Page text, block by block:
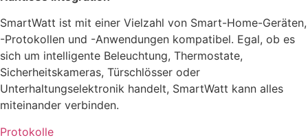
SmartWatt ist mit einer Vielzahl von Smart-Home-Geräten,
-Protokollen und -Anwendungen kompatibel. Egal, ob es
sich um intelligente Beleuchtung, Thermostate,
Sicherheitskameras, Türschlösser oder
Unterhaltungselektronik handelt, SmartWatt kann alles
miteinander verbinden.
Protokolle